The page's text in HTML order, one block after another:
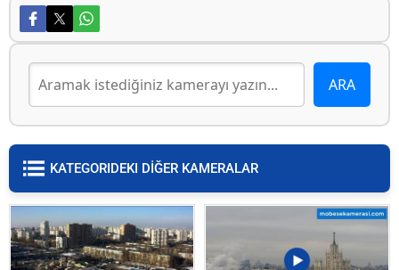
KATEGORIDEKI DİĞER KAMERALAR